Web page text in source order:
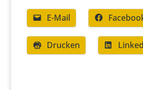
E-Mail
Drucken